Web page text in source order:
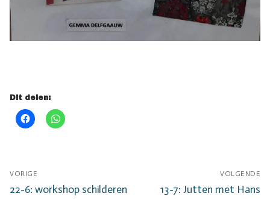
Dit delen:
Bericht
navigatie
VORIGE
Vorig
22-6: workshop schilderen
VOLGENDE
Volgend
13-7: Jutten met Hans